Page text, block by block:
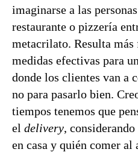
imaginarse a las
restaurante o pizzería
metacrilato. Resulta
medidas efectivas para
donde los clientes van a
no para pasarlo bien.
tiempos tenemos que
el delivery,
en casa y quién comer al